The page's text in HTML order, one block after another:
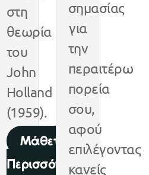
στη
θεωρία
του
John
Holland
(1959).
Μάθετε
Περισσότερα
σημασίας
για
την
περαιτέρω
πορεία
σου,
αφού
επιλέγοντας
κανείς